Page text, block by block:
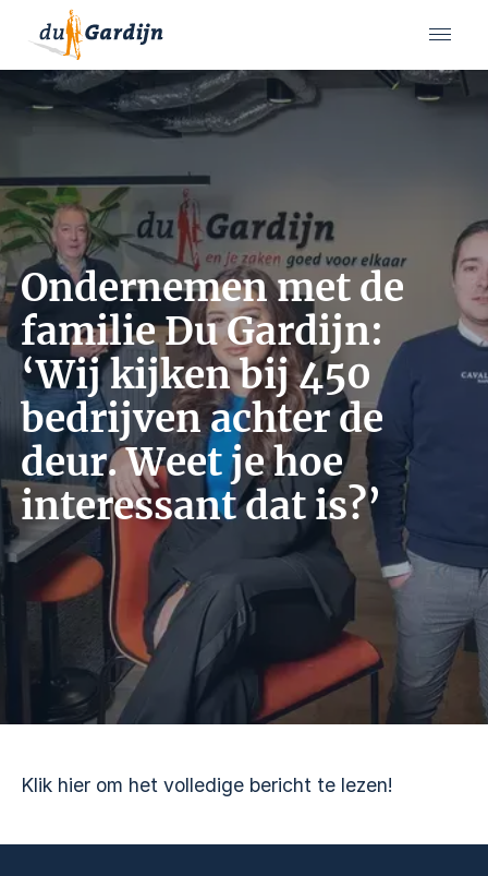
Ondernemen met de
familie Du Gardijn:
‘Wij kijken bij 450
bedrijven achter de
deur. Weet je hoe
interessant dat is?’
Klik hier om het volledige bericht te lezen!